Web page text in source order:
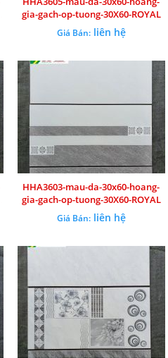
gia-gach-op-tuong-30X60-ROYAL
Giá Bán:liên hệ
HHA3603-mau-da-30x60-hoang-
gia-gach-op-tuong-30X60-ROYAL
Giá Bán:liên hệ